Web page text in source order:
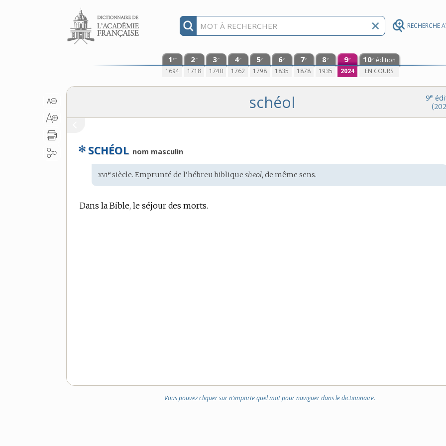
RECHERCHE
Aller au contenu
1 re
1694
2e
1718
3e
1740
4e
1762
5e
1798
6e
1835
7e
1878
8e
1935
9e
2024
10e édition
EN COURS
9e
schéol
✻ SCHÉOL nom masculin
Étymologie
:
xvie siècle. Emprunté de l’hébreu biblique sheol, de même sens.
Dans la Bible, le séjour des morts.
Vous pouvez cliquer sur n’importe quel mot pour naviguer dans le dictionnaire.